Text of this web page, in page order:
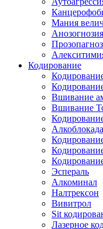
Мания
Анозогнозия
Кодирование
Вшивание
Вшивание
Алкоблокада
Эспераль
Алкоминал
Налтрексон
Вивитрол
Sit
Лазерное